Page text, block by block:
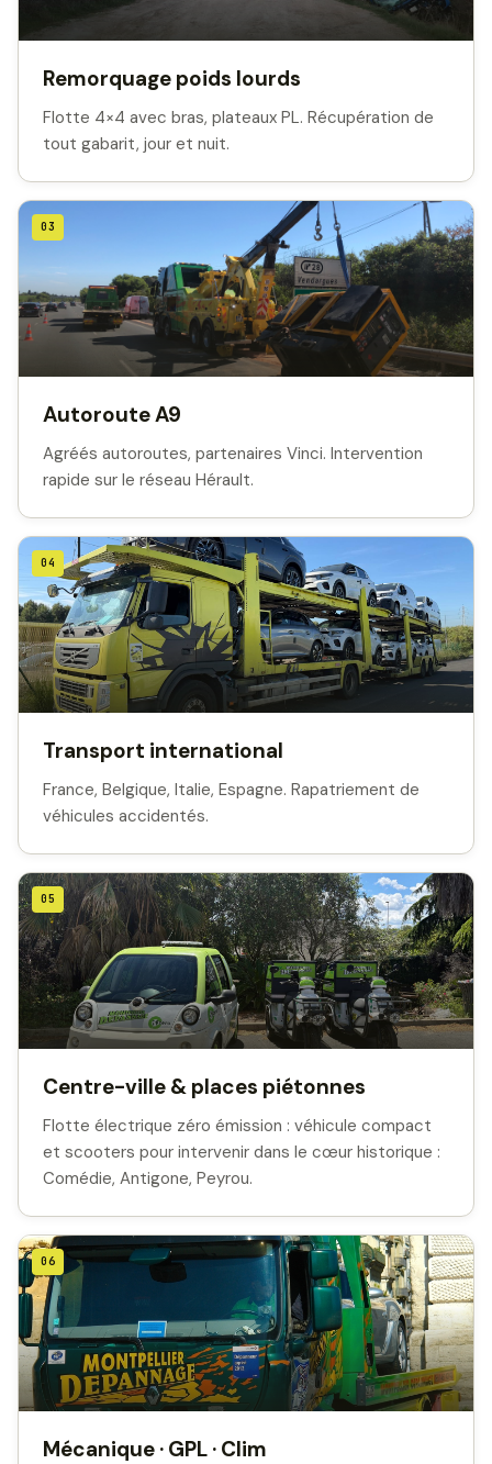
Remorquage poids lourds
Flotte 4×4 avec bras, plateaux PL. Récupération de
tout gabarit, jour et nuit.
03
Autoroute A9
Agréés autoroutes, partenaires Vinci. Intervention
rapide sur le réseau Hérault.
04
Transport international
France, Belgique, Italie, Espagne. Rapatriement de
véhicules accidentés.
05
Centre-ville & places piétonnes
Flotte électrique zéro émission : véhicule compact
et scooters pour intervenir dans le cœur historique :
Comédie, Antigone, Peyrou.
06
Mécanique · GPL · Clim